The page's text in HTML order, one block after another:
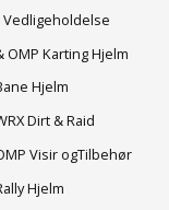
Vedligeholdelse
OMP Karting Hjelm
Hjelm
Dirt & Raid
Visir ogTilbehør
Hjelm